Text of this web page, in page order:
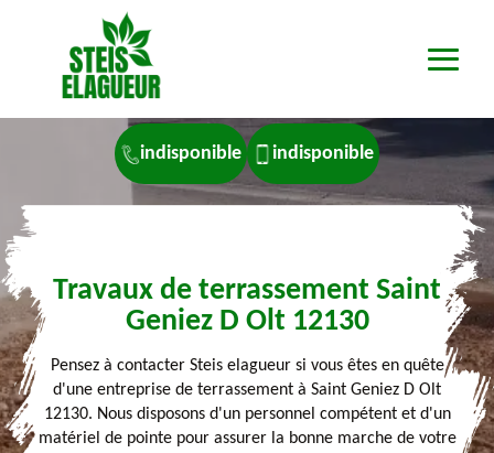
indisponible indisponible
Travaux de terrassement Saint
Geniez D Olt 12130
Pensez à contacter Steis elagueur si vous êtes en quête
d'une entreprise de terrassement à Saint Geniez D Olt
12130. Nous disposons d'un personnel compétent et d'un
matériel de pointe pour assurer la bonne marche de votre